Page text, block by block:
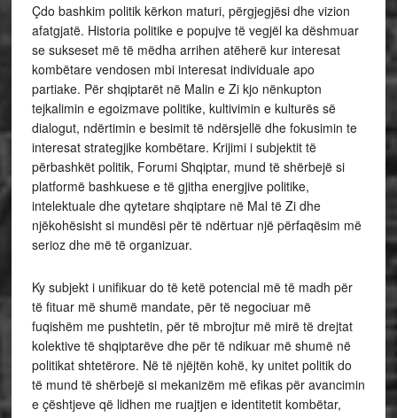
Çdo bashkim politik kërkon maturi, përgjegjësi dhe vizion
afatgjatë. Historia politike e popujve të vegjël ka dëshmuar
se sukseset më të mëdha arrihen atëherë kur interesat
kombëtare vendosen mbi interesat individuale apo
partiake. Për shqiptarët në Malin e Zi kjo nënkupton
tejkalimin e egoizmave politike, kultivimin e kulturës së
dialogut, ndërtimin e besimit të ndërsjellë dhe fokusimin te
interesat strategjike kombëtare. Krijimi i subjektit të
përbashkët politik, Forumi Shqiptar, mund të shërbejë si
platformë bashkuese e të gjitha energjive politike,
intelektuale dhe qytetare shqiptare në Mal të Zi dhe
njëkohësisht si mundësi për të ndërtuar një përfaqësim më
serioz dhe më të organizuar.
Ky subjekt i unifikuar do të ketë potencial më të madh për
të fituar më shumë mandate, për të negociuar më
fuqishëm me pushtetin, për të mbrojtur më mirë të drejtat
kolektive të shqiptarëve dhe për të ndikuar më shumë në
politikat shtetërore. Në të njëjtën kohë, ky unitet politik do
të mund të shërbejë si mekanizëm më efikas për avancimin
e çështjeve që lidhen me ruajtjen e identitetit kombëtar,